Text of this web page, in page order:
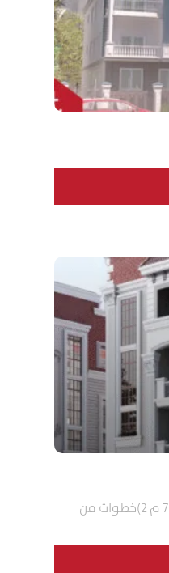
1) دخلة صريحة من شارع مصر الجديدة 72 م 2)خطوات من